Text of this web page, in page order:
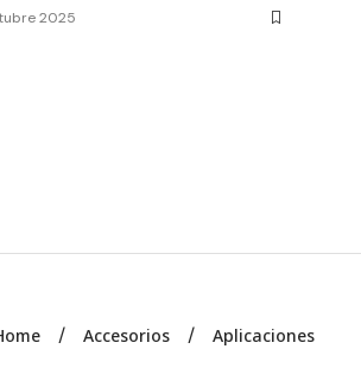
2025
Accesorios
Aplicaciones